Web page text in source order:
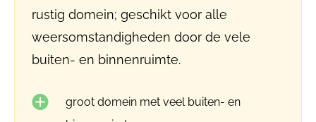
rustig domein; geschikt voor alle
weersomstandigheden door de vele
buiten- en binnenruimte.
groot domein met veel buiten- en